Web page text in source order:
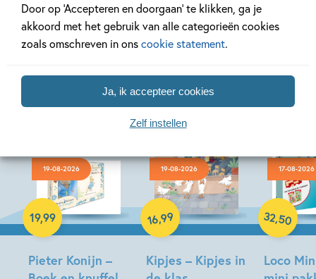
Door op ‘Accepteren en doorgaan’ te klikken, ga je
akkoord met het gebruik van alle categorieën cookies
zoals omschreven in onscookie statement.
Ja, ik accepteer cookies
Zelf instellen
Bekijk ook eens
19-08-2026
Pieter Konijn –
19,99
Hardcover
19-08-2026
Kipjes – Kipjes in
16,99
Hardcover
17-08-2026
Loco
32,50
Paperback